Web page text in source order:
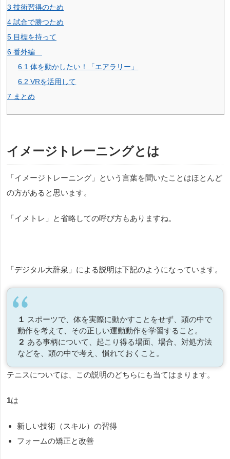
3 技術習得のため
4 試合で勝つため
5 目標を持って
6 番外編
6.1 体を動かしたい！「エアラリー」
6.2 VRを活用して
7 まとめ
イメージトレーニングとは
「イメージトレーニング」という言葉を聞いたことはほとんど
の方があると思います。
「イメトレ」と省略しての呼び方もありますね。
「デジタル大辞泉」による説明は下記のようになっています。
１ スポーツで、体を実際に動かすことをせず、頭の中で
動作を考えて、その正しい運動動作を学習すること。
２ ある事柄について、起こり得る場面、場合、対処方法
などを、 頭の中で考え、慣れておくこと。
テニスについては、この説明のどちらにも当てはまります。
1は
新しい技術（スキル）の習得
フォームの矯正と改善